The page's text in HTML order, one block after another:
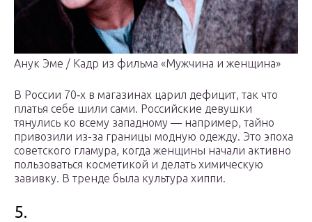
Анук Эме / Кадр из фильма «Мужчина и женщина»
В России 70‑х в магазинах царил дефицит, так что
платья себе шили сами. Российские девушки
тянулись ко всему западному — например, тайно
привозили из-за границы модную одежду. Это эпоха
советского гламура, когда женщины начали активно
пользоваться косметикой и делать химическую
завивку. В тренде была культура хиппи.
5.